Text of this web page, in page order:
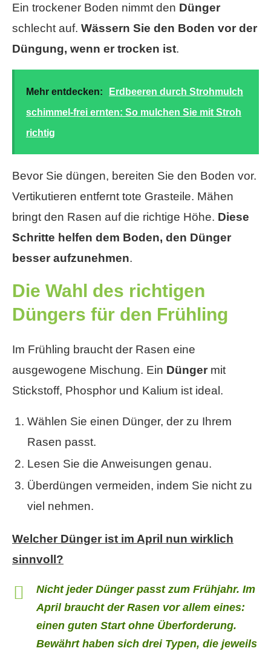
Ein trockener Boden nimmt den Dünger
schlecht auf. Wässern Sie den Boden vor der
Düngung, wenn er trocken ist.
Mehr entdecken:
Erdbeeren durch Strohmulch
schimmel-frei ernten: So mulchen Sie mit Stroh
richtig
Bevor Sie düngen, bereiten Sie den Boden vor.
Vertikutieren entfernt tote Grasteile. Mähen
bringt den Rasen auf die richtige Höhe. Diese
Schritte helfen dem Boden, den Dünger
besser aufzunehmen.
Die Wahl des richtigen
Düngers für den Frühling
Im Frühling braucht der Rasen eine
ausgewogene Mischung. Ein Dünger mit
Stickstoff, Phosphor und Kalium ist ideal.
Wählen Sie einen Dünger, der zu Ihrem
Rasen passt.
Lesen Sie die Anweisungen genau.
Überdüngen vermeiden, indem Sie nicht zu
viel nehmen.
Welcher Dünger ist im April nun wirklich
sinnvoll?
Nicht jeder Dünger passt zum Frühjahr. Im
April braucht der Rasen vor allem eines:
einen guten Start ohne Überforderung.
Bewährt haben sich drei Typen, die jeweils